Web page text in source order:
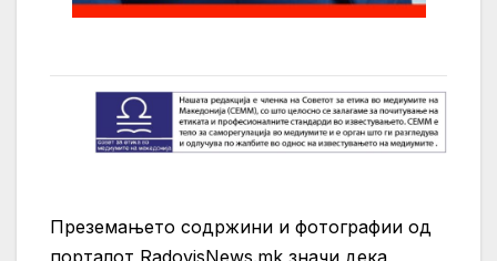
Преземањето содржини и фотографии од
порталот RadovisNews.mk значи дека